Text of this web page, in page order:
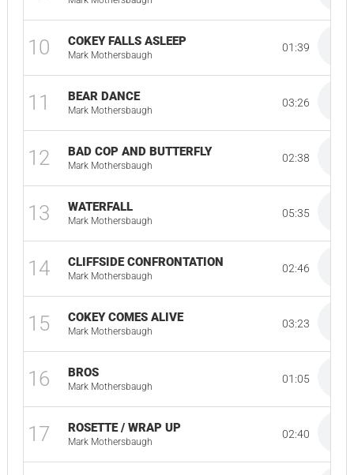
10 COKEY FALLS ASLEEP
Mark Mothersbaugh
01:39
11 BEAR DANCE
Mark Mothersbaugh
03:26
12 BAD COP AND BUTTERFLY
Mark Mothersbaugh
02:38
13 WATERFALL
Mark Mothersbaugh
05:35
14 CLIFFSIDE CONFRONTATION
Mark Mothersbaugh
02:46
15 COKEY COMES ALIVE
Mark Mothersbaugh
03:23
16 BROS
Mark Mothersbaugh
01:05
17 ROSETTE / WRAP UP
Mark Mothersbaugh
02:40